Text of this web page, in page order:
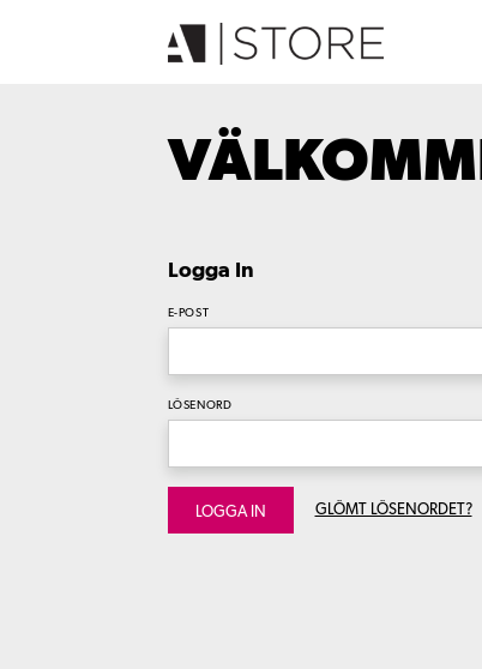
Logga In
E-POST
LÖSENORD
LOGGA IN GLÖMT LÖSENORDET?